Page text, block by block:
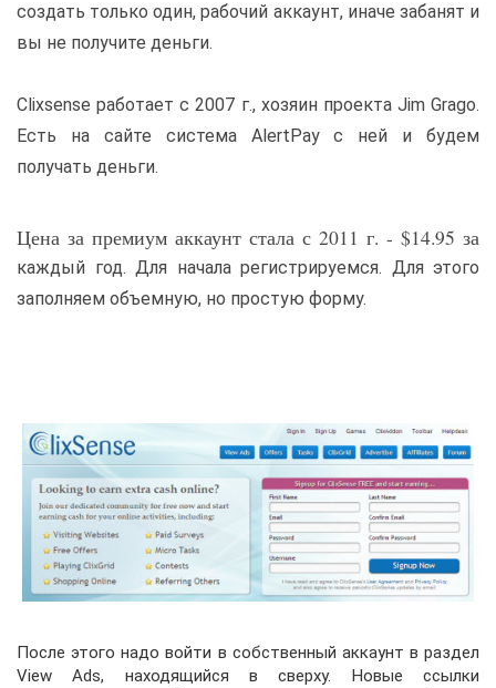
создать только один, рабочий аккаунт, иначе забанят и
вы не получите деньги.
Clixsense работает с 2007 г., хозяин проекта Jim Grago.
Есть на сайте система AlertPay с ней и будем
получать деньги.
Цена за премиум аккаунт стала с 2011 г. - $14.95 за
каждый год. Для начала регистрируемся. Для этого
заполняем объемную, но простую форму.
После этого надо войти в собственный аккаунт в раздел
View Ads, находящийся в сверху. Новые ссылки